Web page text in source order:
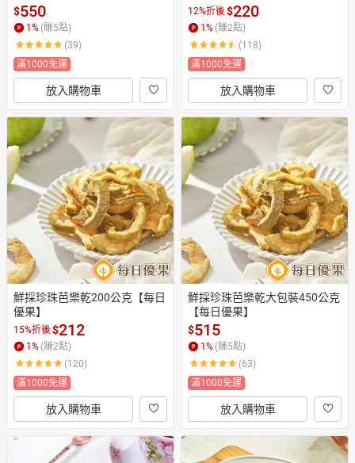
$550
1% (賺5點)
(39)
滿1000免運
放入購物車
12%折後$220
1% (賺2點)
(118)
滿1000免運
放入購物車
鮮採珍珠芭樂乾200公克【每日
優果】
15%折後$212
1 % (賺2點)
(120)
滿1000免運
放入購物車
鮮採珍珠芭樂乾大包裝450公克
【每日優果】
$515
1 % (賺5點)
(63)
滿1000免運
放入購物車